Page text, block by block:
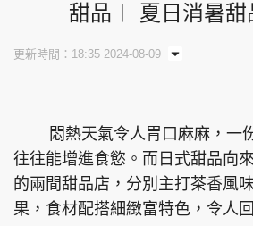
甜品︱ 夏日消暑甜
更新時間：18:35 2024-08-09
悶熱天氣令人胃口麻麻，一份
往往能增進食慾。而日式甜品向
的兩間甜品店，分別主打茶香風
果，食材配搭細緻富特色，令人